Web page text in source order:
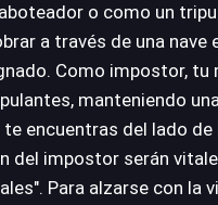
o como un
a través de una nave
Como impostor, tu
manteniendo
encuentras del lado
del impostor serán
Para alzarse con la